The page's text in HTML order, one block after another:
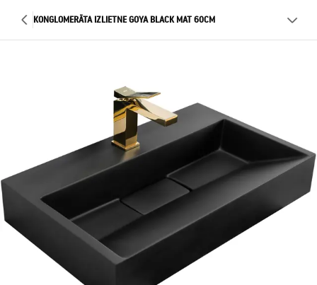
KONGLOMERĀTA IZLIETNE GOYA BLACK MAT 60CM